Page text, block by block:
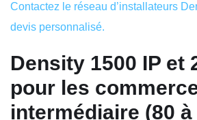
Contactez le réseau d’installateurs
devis personnalisé.
Density 1500 IP et
pour les
intermédiaire (80 à